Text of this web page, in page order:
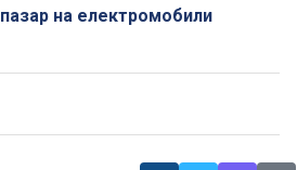
пазар на електромобили